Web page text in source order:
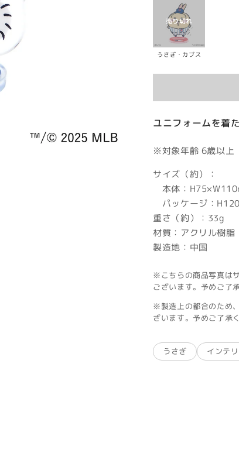
うさぎ・カブス
ユニフォームを着
※対象年齢 6歳以上
サイズ（約）：
本体：
パッケージ：
重さ（約）：33g
材質：アクリル樹脂
製造地：中国
※こちらの商品写真は
ございます。予めご了
※製造上の都合のため
ざいます。予めご了承
うさぎ インテ